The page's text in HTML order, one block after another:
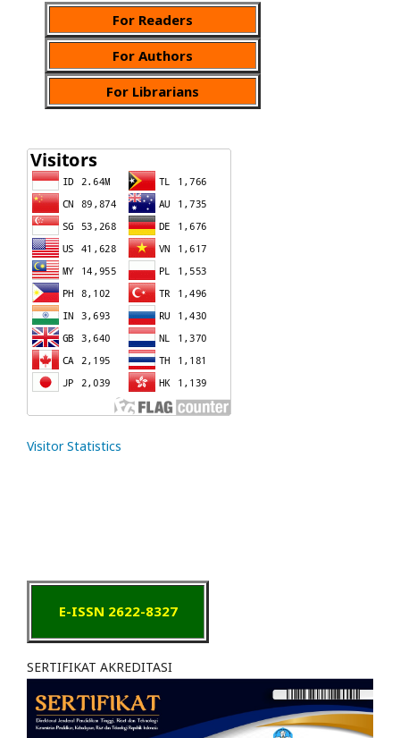
For Readers
For Authors
For Librarians
Visitor Statistics
E-ISSN 2622-8327
SERTIFIKAT AKREDITASI